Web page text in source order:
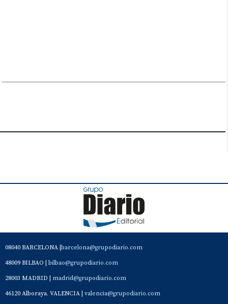
08040 BARCELONA | barcelona@grupodiario.com
48009 BILBAO | bilbao@grupodiario.com
28003 MADRID | madrid@grupodiario.com
46120 Alboraya. VALENCIA | valencia@grupodiario.com